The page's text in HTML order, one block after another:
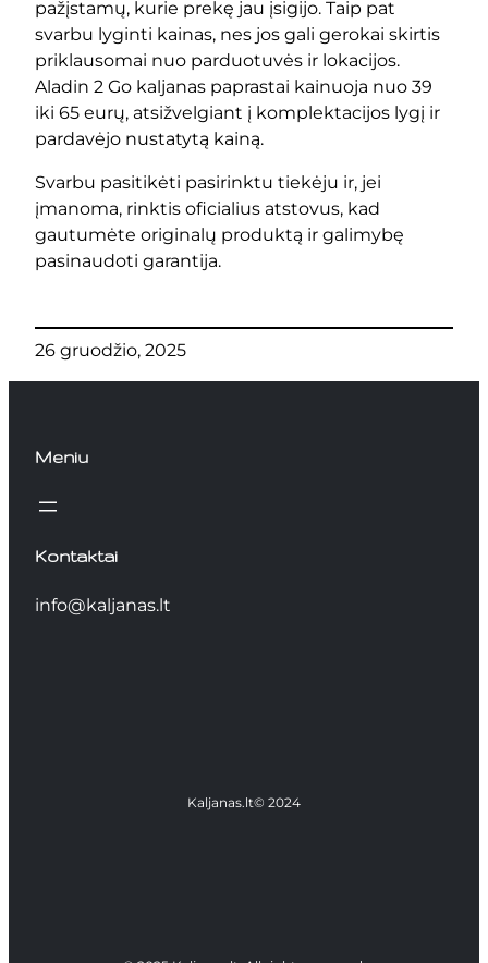
pažįstamų, kurie prekę jau įsigijo. Taip pat
svarbu lyginti kainas, nes jos gali gerokai skirtis
priklausomai nuo parduotuvės ir lokacijos.
Aladin 2 Go kaljanas paprastai kainuoja nuo 39
iki 65 eurų, atsižvelgiant į komplektacijos lygį ir
pardavėjo nustatytą kainą.
Svarbu pasitikėti pasirinktu tiekėju ir, jei
įmanoma, rinktis oficialius atstovus, kad
gautumėte originalų produktą ir galimybę
pasinaudoti garantija.
26 gruodžio, 2025
Meniu
Kontaktai
info@kaljanas.lt
Kaljanas.lt© 2024